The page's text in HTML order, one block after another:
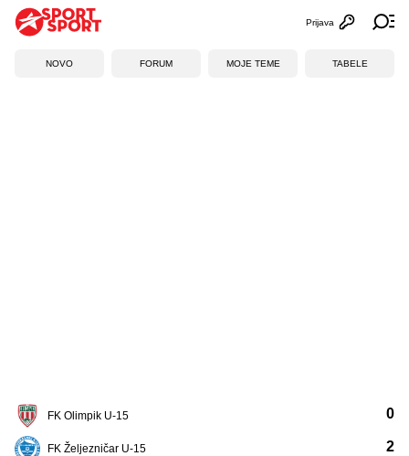
Otvori
Prijava
NOVO FORUM MOJE TEME TABELE
FK Olimpik U-15
FK Željezničar U-15
0
2